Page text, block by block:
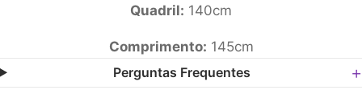
Quadril: 140cm
Comprimento: 145cm
Perguntas Frequentes